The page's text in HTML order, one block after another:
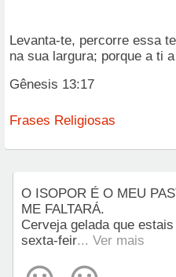
Levanta-te, percorre essa
na sua largura; porque a ti
Gênesis 13:17
Frases Religiosas
O ISOPOR É O MEU
ME FALTARÁ.
Cerveja gelada que
sexta-feir... Ver mais